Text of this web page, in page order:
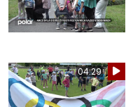
04:29